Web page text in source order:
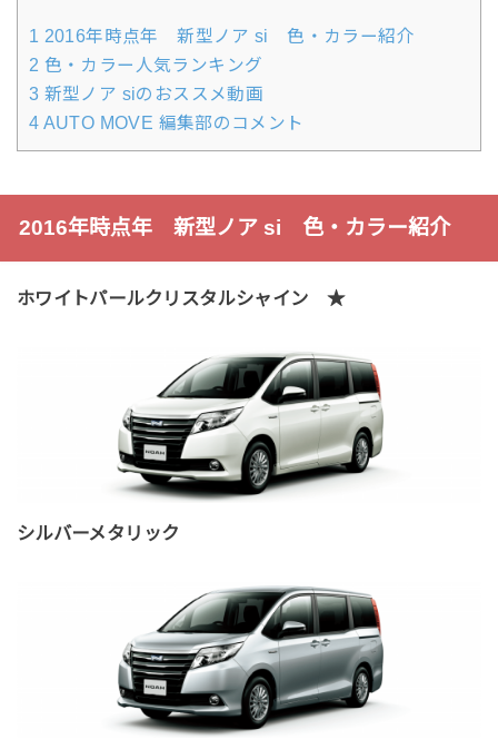
1 2016年時点年 新型ノア si 色・カラー紹介
2 色・カラー人気ランキング
3 新型ノア siのおススメ動画
4 AUTO MOVE 編集部のコメント
2016年時点年 新型ノア si 色・カラー紹介
ホワイトパールクリスタルシャイン ★
シルバーメタリック